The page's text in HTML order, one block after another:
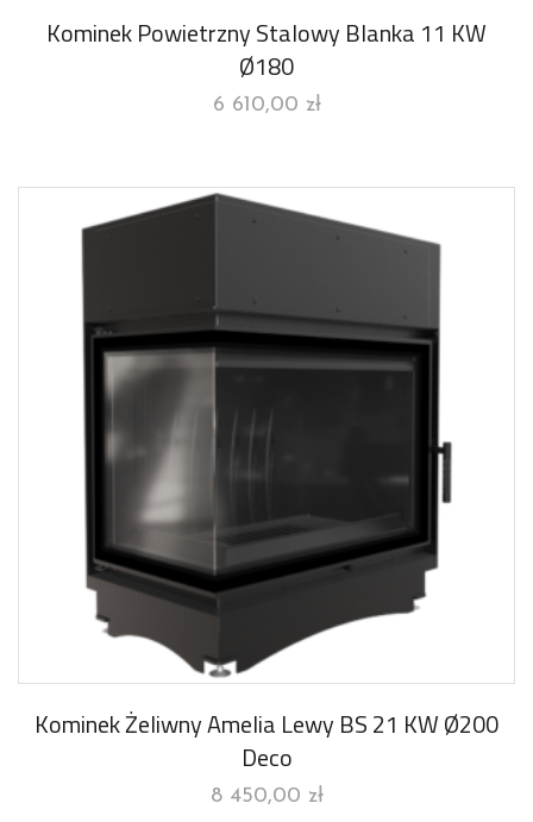
Kominek Powietrzny Stalowy Blanka 11 KW
Ø180
6 610,00 zł
Kominek Żeliwny Amelia Lewy BS 21 KW Ø200
Deco
8 450,00 zł